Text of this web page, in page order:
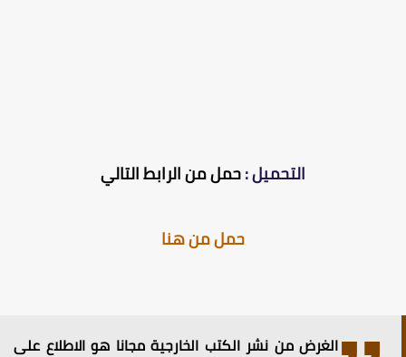
التحميل :حمل من الرابط التالي
حمل من هنا
الغرض من نشر الكتب الخارجية مجانا هو الاطلاع على